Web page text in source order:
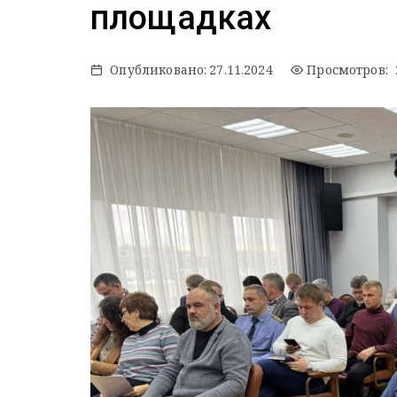
площадках
Опубликовано: 27.11.2024 Просмотров: